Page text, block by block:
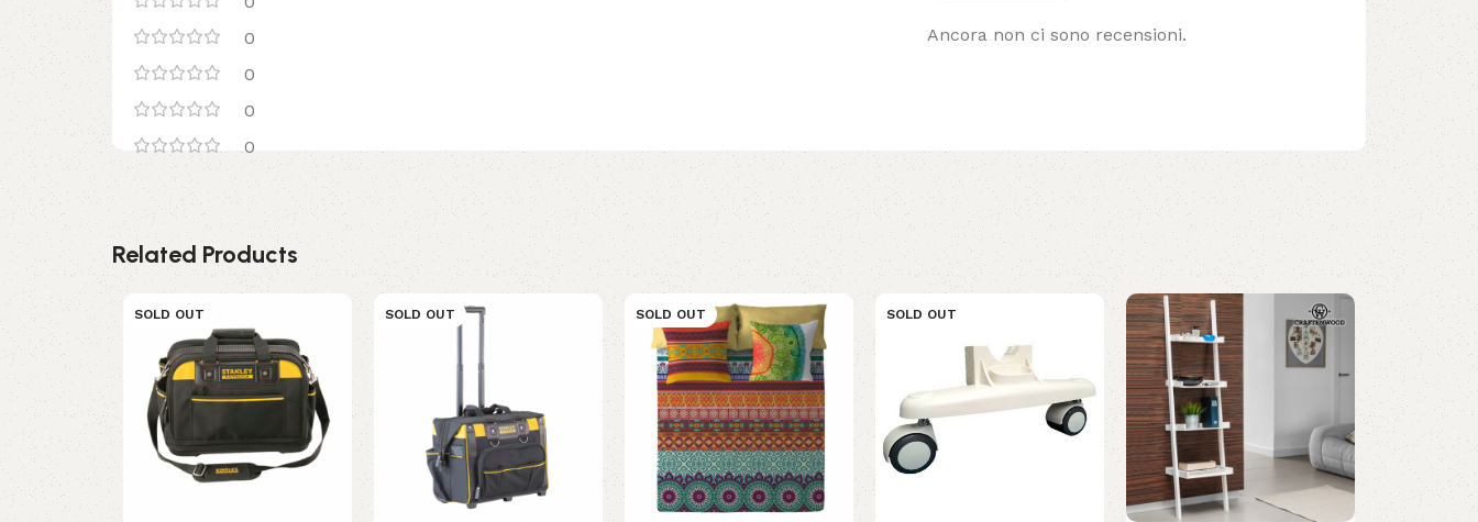
0
0
0
0
Ancora non ci sono recensioni.
Related Products
SOLD OUT SOLD OUT SOLD OUT SOLD OUT SOLD OUT